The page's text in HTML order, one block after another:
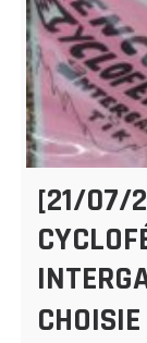
[21/07/